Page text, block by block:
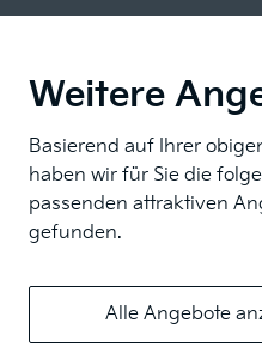
Weitere
Basierend auf Ihrer
haben wir für Sie die
passenden attraktiven
gefunden.
Alle Angebote